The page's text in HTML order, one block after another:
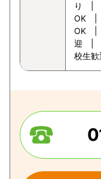
り |
OK |
OK |
迎 |
校生